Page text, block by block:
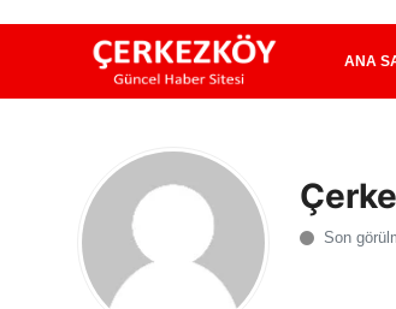
ANA
Son Dakika
Ekonomi Haberleri
Son